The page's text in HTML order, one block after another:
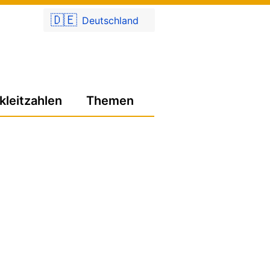
🇩🇪 Deutschland
Themen